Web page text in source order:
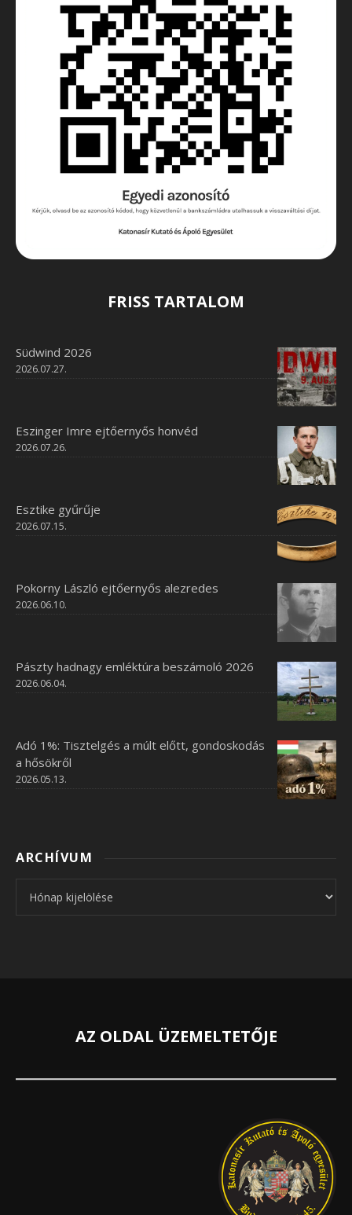
FRISS TARTALOM
Südwind 2026
2026.07.27.
Eszinger Imre ejtőernyős honvéd
2026.07.26.
Esztike gyűrűje
2026.07.15.
Pokorny László ejtőernyős alezredes
2026.06.10.
Pászty hadnagy emléktúra beszámoló 2026
2026.06.04.
Adó 1%: Tisztelgés a múlt előtt, gondoskodás
a hősökről
2026.05.13.
ARCHÍVUM
AZ OLDAL ÜZEMELTETŐJE